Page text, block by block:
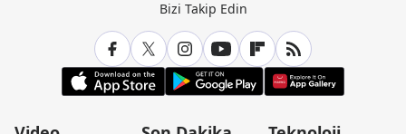
Bizi Takip Edin